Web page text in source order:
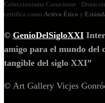
Coleccionismo Consciente ·
certifica como Activo Ético y
© GenioDelSigloXXI
amigo para el mundo del
tangible del siglo XXI”
© Art Gallery Vicjes